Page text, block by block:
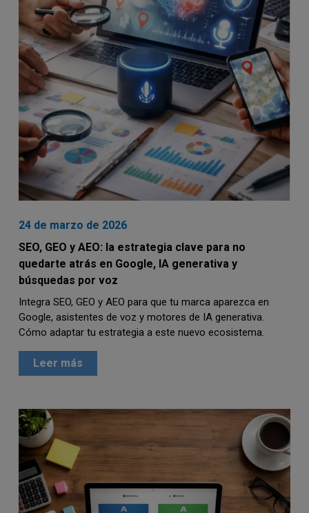
24 de marzo de 2026
SEO, GEO y AEO: la estrategia clave para no
quedarte atrás en Google, IA generativa y
búsquedas por voz
Integra SEO, GEO y AEO para que tu marca aparezca en
Google, asistentes de voz y motores de IA generativa.
Cómo adaptar tu estrategia a este nuevo ecosistema.
Leer más